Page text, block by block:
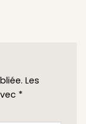
Les
*